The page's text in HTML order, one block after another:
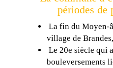
périodes de
La fin du Moyen-
village de Brandes,
Le 20e siècle qui
bouleversements